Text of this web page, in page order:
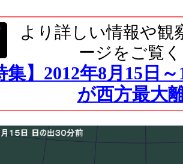
より詳しい情報や観
ージをご覧
集】2012年8月15日
が西方最大